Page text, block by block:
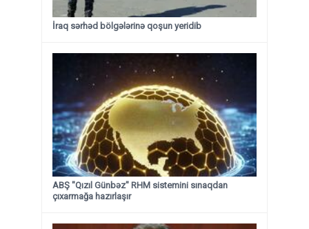
İraq sərhəd bölgələrinə qoşun yeridib
ABŞ "Qızıl Günbəz" RHM sistemini sınaqdan
çıxarmağa hazırlaşır